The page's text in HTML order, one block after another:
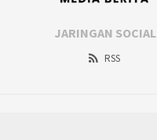
JARINGAN SOCIAL
RSS